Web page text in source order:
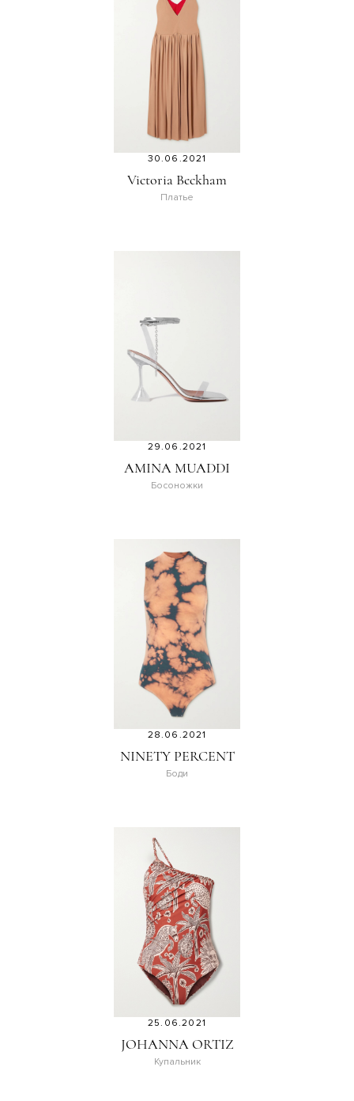
30.06.2021
Victoria Beckham
Платье
29.06.2021
AMINA MUADDI
Босоножки
28.06.2021
NINETY PERCENT
Боди
25.06.2021
JOHANNA ORTIZ
Купальник